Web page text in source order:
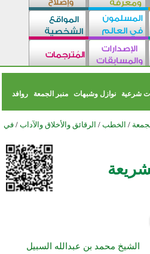
شرعية نوازل وشبهات منبر الجمعة
روافد
/ الخطب / الرقائق والأخلاق والآداب / في
الشيخ محمد بن عبدالله السبيل